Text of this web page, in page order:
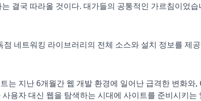
결국 따라올 것이다. 대가들의 공통적인 가르침이었습
네트워킹 라이브러리의 전체 소스와 설치 정보를 제
지난 6개월간 웹 개발 환경에 일어난 급격한 변화와
용자 대신 웹을 탐색하는 시대에 사이트를 준비시키는